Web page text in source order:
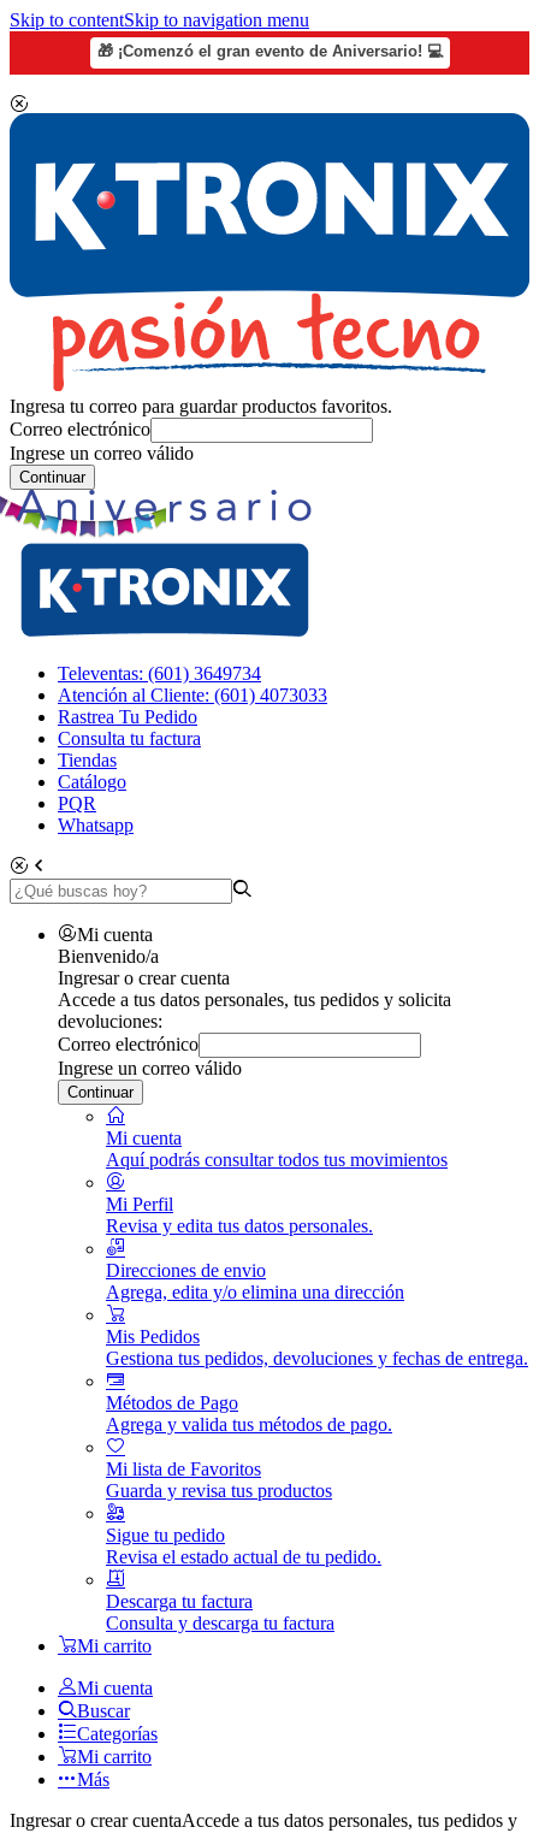
Skip to contentSkip to navigation menu
🎁 ¡Comenzó el gran evento de Aniversario! 💻
Ingresa tu correo para guardar productos favoritos.
Correo electrónico
Ingrese un correo válido
Continuar
Televentas: (601) 3649734
Atención al Cliente: (601) 4073033
Rastrea Tu Pedido
Consulta tu factura
Tiendas
Catálogo
PQR
Whatsapp
Mi cuenta
Bienvenido/a
Ingresar o crear cuenta
Accede a tus datos personales, tus pedidos y solicita
devoluciones:
Correo electrónico
Ingrese un correo válido
Continuar
Mi cuenta
Aquí podrás consultar todos tus movimientos
Mi Perfil
Revisa y edita tus datos personales.
Direcciones de envio
Agrega, edita y/o elimina una dirección
Mis Pedidos
Gestiona tus pedidos, devoluciones y fechas de entrega.
Métodos de Pago
Agrega y valida tus métodos de pago.
Mi lista de Favoritos
Guarda y revisa tus productos
Sigue tu pedido
Revisa el estado actual de tu pedido.
Descarga tu factura
Consulta y descarga tu factura
Mi carrito
Mi cuenta
Buscar
Categorías
Mi carrito
Más
Ingresar o crear cuentaAccede a tus datos personales, tus pedidos y